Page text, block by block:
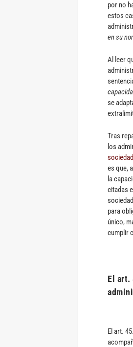
por no
estos
en su
Al leer
se
Tras
los
es que,
la
citadas
para
único,
cumplir
El art.
El art.